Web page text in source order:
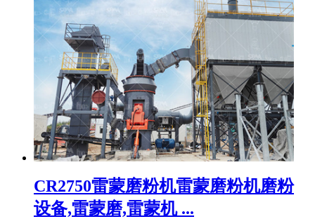
CR2750雷蒙磨粉机雷蒙磨粉机磨粉
设备,雷蒙磨,雷蒙机 ...